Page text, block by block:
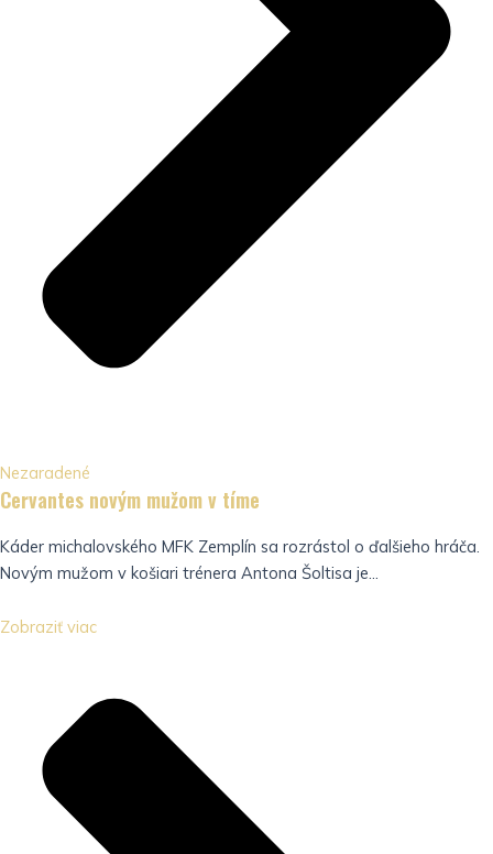
Nezaradené
Cervantes novým mužom v tíme
Káder michalovského MFK Zemplín sa rozrástol o ďalšieho hráča.
Novým mužom v košiari trénera Antona Šoltisa je...
Zobraziť viac